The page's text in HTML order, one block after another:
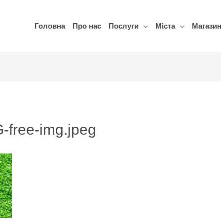
Головна Про нас Послуги Міста Магазин
free-img.jpeg